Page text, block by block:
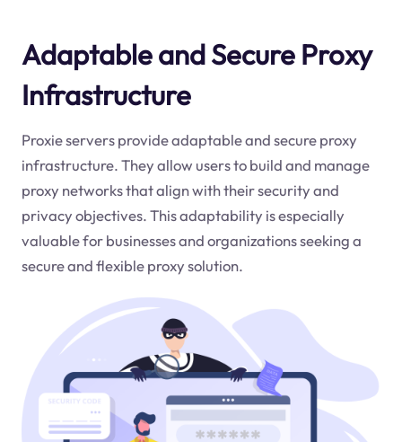
Adaptable and Secure Proxy
Infrastructure
Proxie servers provide adaptable and secure proxy
infrastructure. They allow users to build and manage
proxy networks that align with their security and
privacy objectives. This adaptability is especially
valuable for businesses and organizations seeking a
secure and flexible proxy solution.